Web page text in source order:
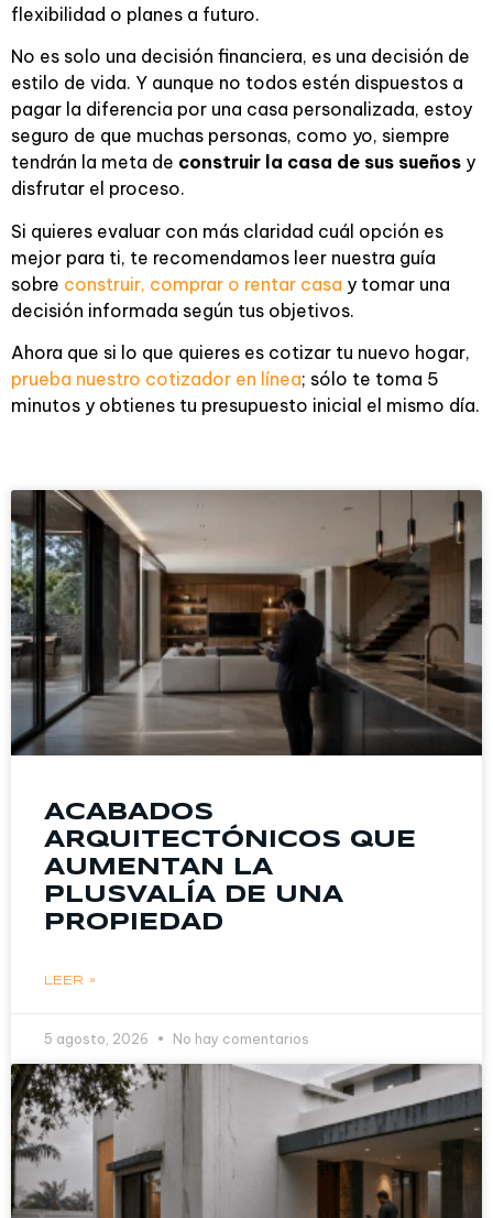
flexibilidad o planes a futuro.
No es solo una decisión financiera, es una decisión de
estilo de vida. Y aunque no todos estén dispuestos a
pagar la diferencia por una casa personalizada, estoy
seguro de que muchas personas, como yo, siempre
tendrán la meta de construir la casa de sus sueños y
disfrutar el proceso.
Si quieres evaluar con más claridad cuál opción es
mejor para ti, te recomendamos leer nuestra guía
sobre construir, comprar o rentar casa y tomar una
decisión informada según tus objetivos.
Ahora que si lo que quieres es cotizar tu nuevo hogar,
prueba nuestro cotizador en línea; sólo te toma 5
minutos y obtienes tu presupuesto inicial el mismo día.
ACABADOS
ARQUITECTÓNICOS QUE
AUMENTAN LA
PLUSVALÍA DE UNA
PROPIEDAD
LEER »
5 agosto, 2026 No hay comentarios